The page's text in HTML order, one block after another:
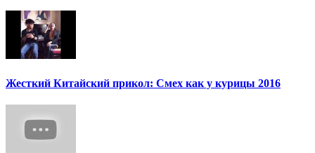
Жесткий Китайский прикол: Смех как у курицы 2016